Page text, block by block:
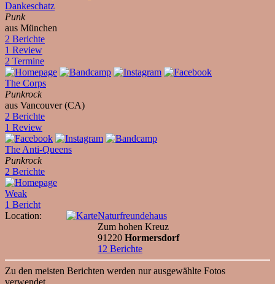
Dankeschatz
Punk
aus München
2 Berichte
1 Review
2 Termine
The Corps
Punkrock
aus Vancouver (CA)
2 Berichte
1 Review
The Anti-Queens
Punkrock
2 Berichte
Weak
1 Bericht
Location:
Naturfreundehaus
Zum hohen Kreuz
91220 Hormersdorf
12 Berichte
Zu den meisten Berichten werden nur ausgewählte Fotos